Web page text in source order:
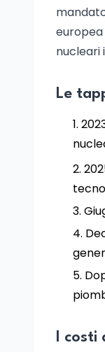
europea
nucleari
Le
I